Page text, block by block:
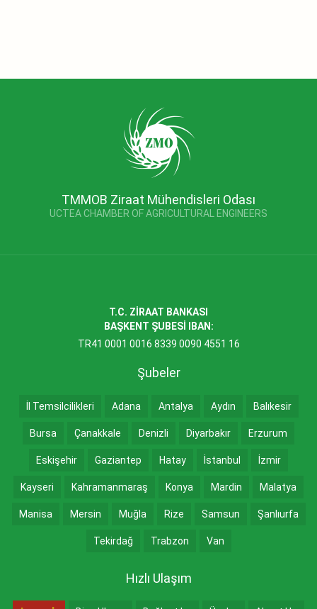
TMMOB Ziraat Mühendisleri Odası
UCTEA CHAMBER OF AGRICULTURAL ENGINEERS
T.C. ZİRAAT BANKASI
BAŞKENT ŞUBESİ IBAN:
TR41 0001 0016 8339 0090 4551 16
Şubeler
İl Temsilcilikleri Adana Antalya Aydın Balıkesir
Bursa Çanakkale Denizli Diyarbakır Erzurum
Eskişehir Gaziantep Hatay İstanbul İzmir
Kayseri Kahramanmaraş Konya Mardin Malatya
Manisa Mersin Muğla Rize Samsun Şanlıurfa
Tekirdağ Trabzon Van
Hızlı Ulaşım